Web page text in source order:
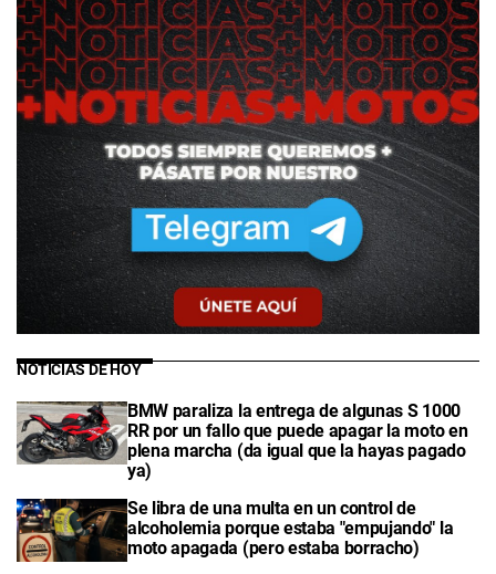
NOTICIAS DE HOY
BMW paraliza la entrega de algunas S 1000
RR por un fallo que puede apagar la moto en
plena marcha (da igual que la hayas pagado
ya)
Se libra de una multa en un control de
alcoholemia porque estaba "empujando" la
moto apagada (pero estaba borracho)